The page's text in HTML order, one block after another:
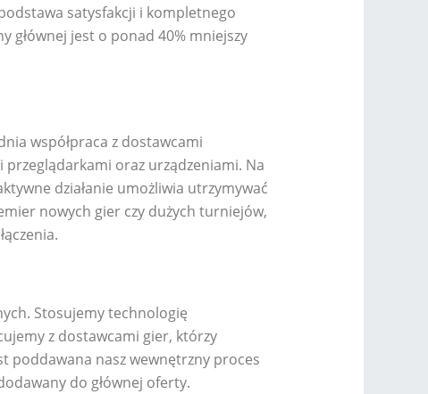
satysfakcji i kompletnego
głównej jest o ponad 40% mniejszy
współpraca z dostawcami
oraz urządzeniami. Na
działanie umożliwia utrzymywać
nowych gier czy dużych turniejów,
Stosujemy technologię
z dostawcami gier, którzy
poddawana nasz wewnętrzny proces
do głównej oferty.